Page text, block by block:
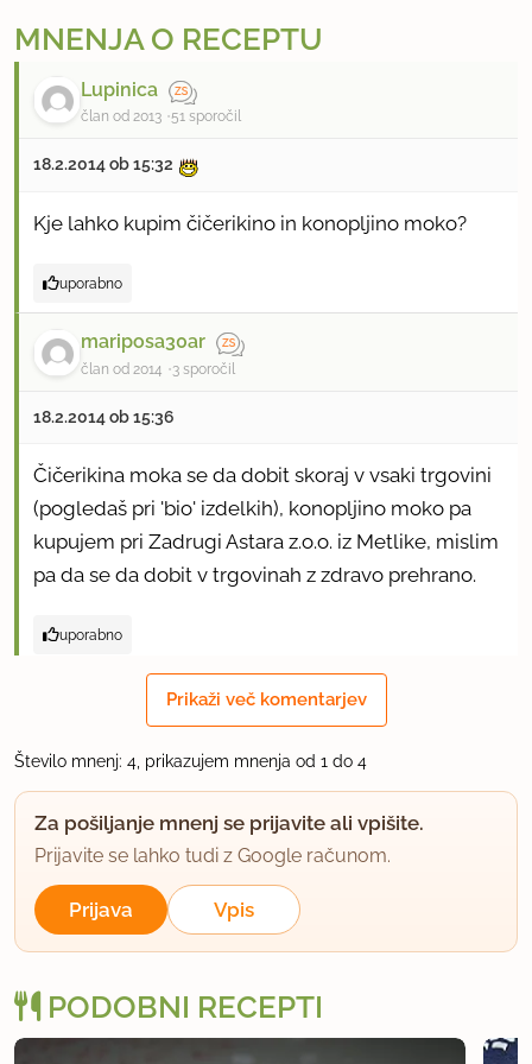
MNENJA O RECEPTU
Lupinica
član od 2013 51 sporočil
18.2.2014 ob 15:32
Kje lahko kupim čičerikino in konopljino moko?
uporabno
mariposa30ar
član od 2014 3 sporočil
18.2.2014 ob 15:36
Čičerikina moka se da dobit skoraj v vsaki trgovini
(pogledaš pri 'bio' izdelkih), konopljino moko pa
kupujem pri Zadrugi Astara z.o.o. iz Metlike, mislim
pa da se da dobit v trgovinah z zdravo prehrano.
uporabno
član od 2006
20.2.2014 ob 20:44
Kaj pa jajca??? A kar brez njih?
uporabno
20.2.2014 ob 20:46
Prikaži več komentarjev
Število mnenj: 4, prikazujem mnenja od 1 do 4
Za pošiljanje mnenj se prijavite ali vpišite.
Prijavite se lahko tudi z Google računom.
Prijava Vpis
PODOBNI RECEPTI